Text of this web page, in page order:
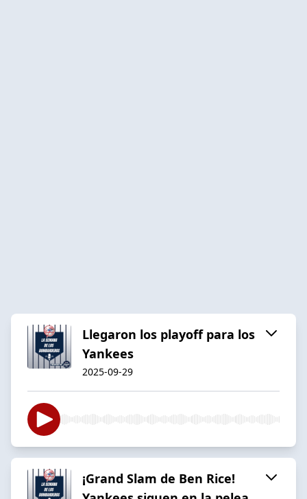
Llegaron los playoff para los
Yankees
2025-09-29
¡Grand Slam de Ben Rice!